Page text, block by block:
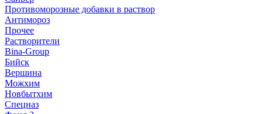
Противоморозные добавки в раствор
Антимороз
Прочее
Растворители
Bina-Group
Бийск
Вершина
Можхим
Новбытхим
Спецназ